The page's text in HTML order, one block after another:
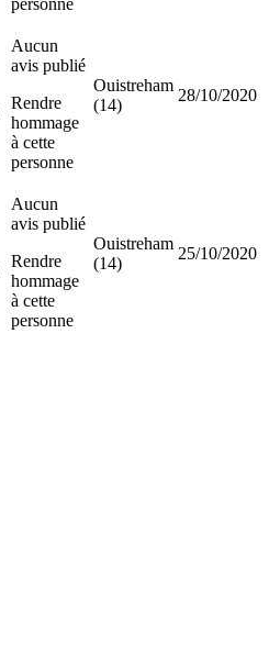
Aucun
avis publié
Rendre
hommage
à cette
personne
Ouistreham
(14)
28/10/2020
Aucun
avis publié
Rendre
hommage
à cette
personne
Ouistreham
(14)
25/10/2020